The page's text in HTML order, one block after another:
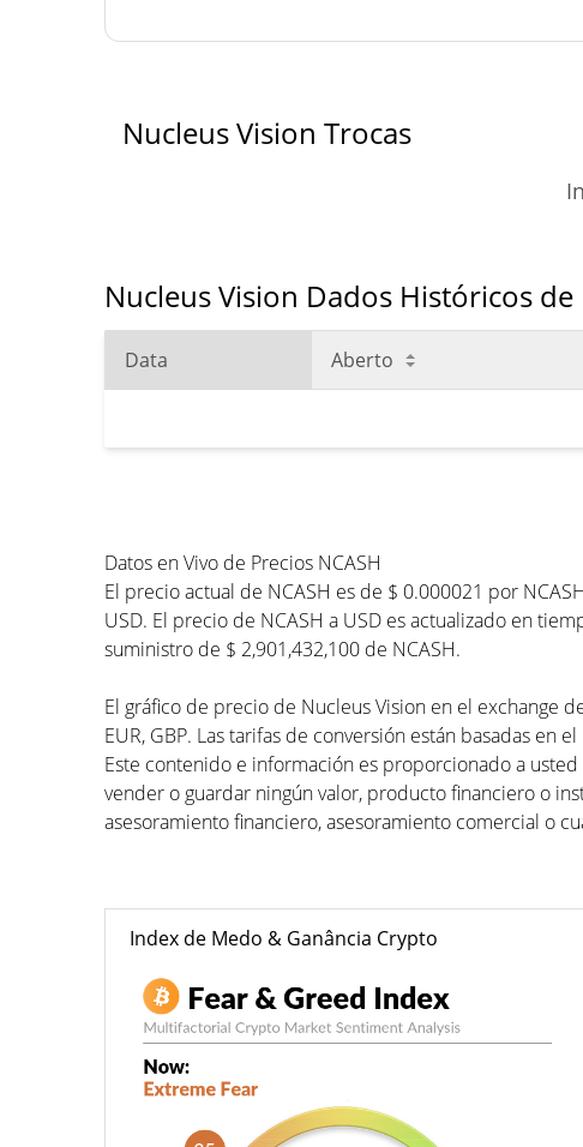
Nucleus Vision Trocas
Nucleus Vision Dados Históricos de
Data Aberto
Datos en Vivo de Precios NCASH
El precio actual de NCASH es de $ 0.000021 por
USD. El precio de NCASH a USD es actualizado en
suministro de $ 2,901,432,100 de NCASH.
El gráfico de precio de Nucleus Vision en el exchange
EUR, GBP. Las tarifas de conversión están basadas
Este contenido e información es proporcionado a
vender o guardar ningún valor, producto financiero o
asesoramiento financiero, asesoramiento comercial o
Index de Medo & Ganância Crypto